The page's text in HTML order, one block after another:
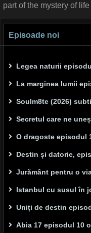
part of the mystery of life
Episoade noi
Legea naturii
La marginea lumii
Soulm8te (2026)
Secretul care ne
O dragoste episodul
Destin și datorie,
Jurământ pentru o
Istanbul cu susul în
Uniți de destin
Abia 17 episodul 10